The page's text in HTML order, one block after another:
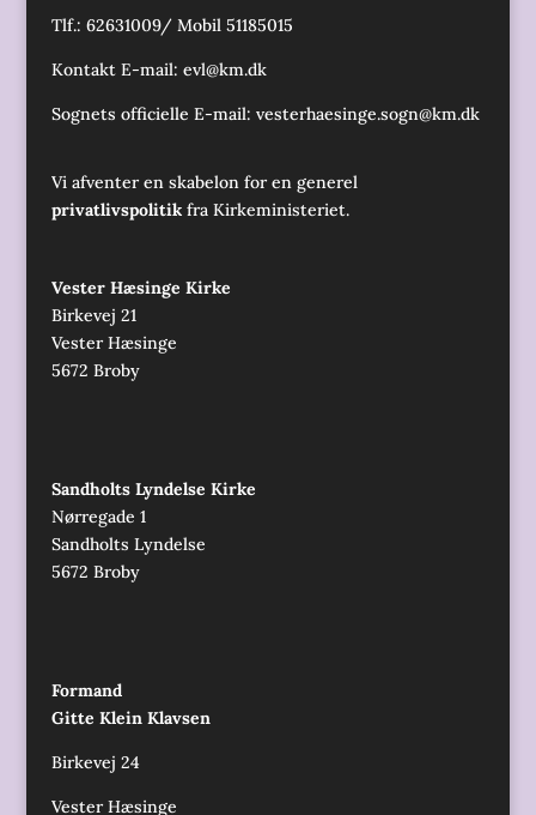
Tlf.: 62631009/ Mobil 51185015
Kontakt E-mail: evl@km.dk
Sognets officielle E-mail: vesterhaesinge.sogn@km.dk
Vi afventer en skabelon for en generel
privatlivspolitikfra Kirkeministeriet.
Vester Hæsinge Kirke
Birkevej 21
Vester Hæsinge
5672 Broby
Sandholts Lyndelse Kirke
Nørregade 1
Sandholts Lyndelse
5672 Broby
Formand
Gitte Klein Klavsen
Birkevej 24
Vester Hæsinge